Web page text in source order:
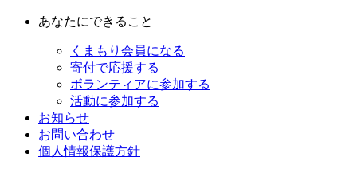
あなたにできること
くまもり会員になる
寄付で応援する
ボランティアに参加する
活動に参加する
お知らせ
お問い合わせ
個人情報保護方針